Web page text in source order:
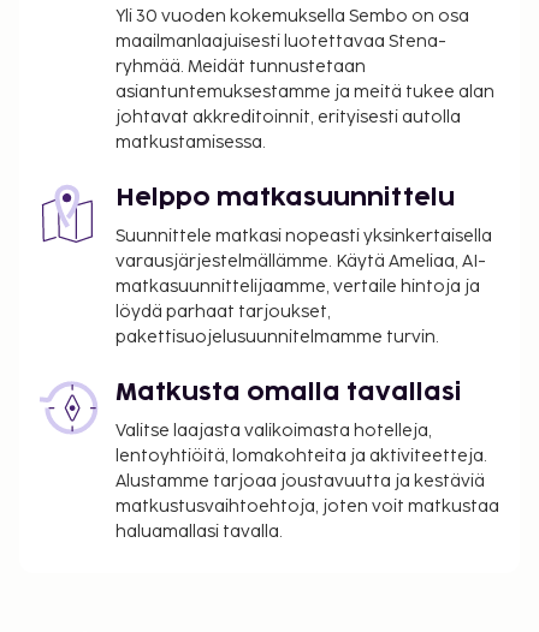
Yli 30 vuoden kokemuksella Sembo on osa
maailmanlaajuisesti luotettavaa Stena-
ryhmää. Meidät tunnustetaan
asiantuntemuksestamme ja meitä tukee alan
johtavat akkreditoinnit, erityisesti autolla
matkustamisessa.
Helppo matkasuunnittelu
Suunnittele matkasi nopeasti yksinkertaisella
varausjärjestelmällämme. Käytä Ameliaa, AI-
matkasuunnittelijaamme, vertaile hintoja ja
löydä parhaat tarjoukset,
pakettisuojelusuunnitelmamme turvin.
Matkusta omalla tavallasi
Valitse laajasta valikoimasta hotelleja,
lentoyhtiöitä, lomakohteita ja aktiviteetteja.
Alustamme tarjoaa joustavuutta ja kestäviä
matkustusvaihtoehtoja, joten voit matkustaa
haluamallasi tavalla.